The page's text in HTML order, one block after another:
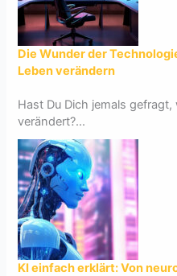
Die Wunder der
Leben verändern
Hast Du Dich jemals
verändert?...
KI einfach erklärt: Von